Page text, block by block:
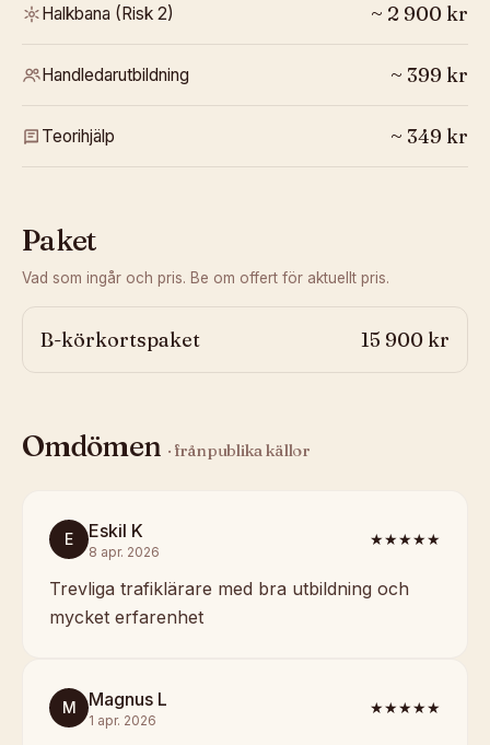
Halkbana (Risk 2) ~ 2 900 kr
Handledarutbildning ~ 399 kr
Teorihjälp ~ 349 kr
Paket
Vad som ingår och pris. Be om offert för aktuellt pris.
B-körkortspaket 15 900 kr
Omdömen · från publika källor
E Eskil K
8 apr. 2026
★★★★★
Trevliga trafiklärare med bra utbildning och
mycket erfarenhet
M Magnus L
1 apr. 2026
★★★★★